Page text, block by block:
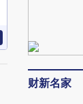
财新名家